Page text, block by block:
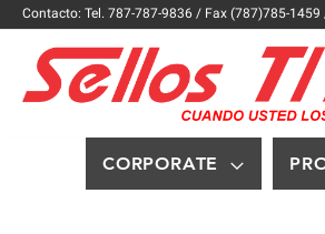
Contacto: Tel. 787-787-9836 / Fax (787)785-
CORPORATE